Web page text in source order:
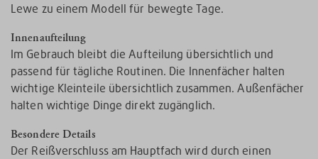
Lewe zu einem Modell für bewegte Tage.
Innenaufteilung
Im Gebrauch bleibt die Aufteilung übersichtlich und
passend für tägliche Routinen. Die Innenfächer halten
wichtige Kleinteile übersichtlich zusammen. Außenfächer
halten wichtige Dinge direkt zugänglich.
Besondere Details
Der Reißverschluss am Hauptfach wird durch einen